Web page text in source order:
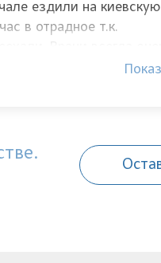
ездили на
в отрадное т.к.
относятся к моему